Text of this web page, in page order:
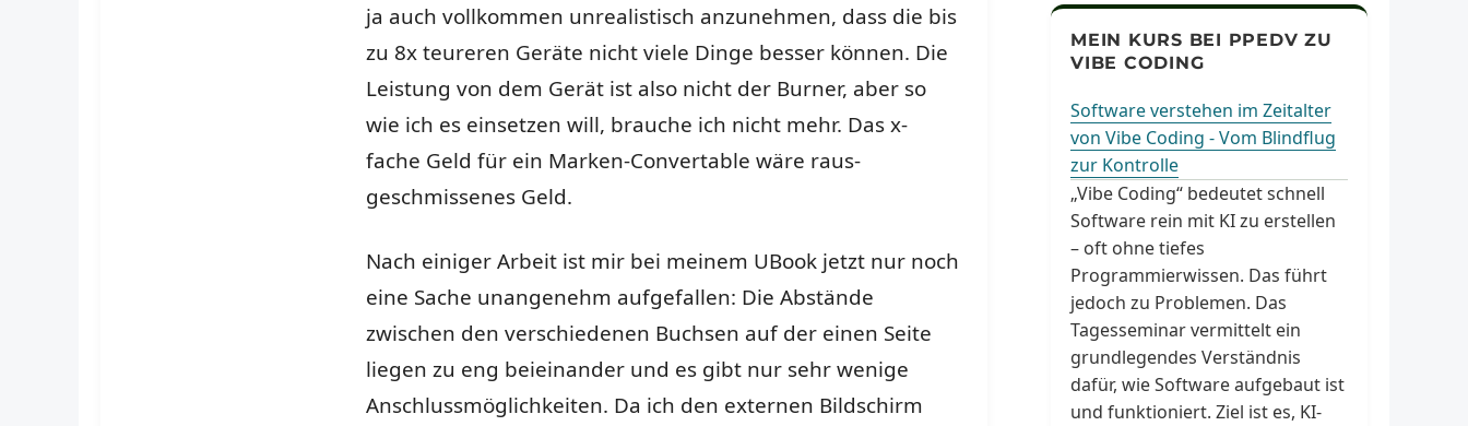
ja auch vollkommen unrealistisch anzunehmen, dass die bis
zu 8x teureren Geräte nicht viele Dinge besser können. Die
Leistung von dem Gerät ist also nicht der Burner, aber so
wie ich es einsetzen will, brauche ich nicht mehr. Das x-
fache Geld für ein Marken-Convertable wäre raus-
geschmissenes Geld.
Nach einiger Arbeit ist mir bei meinem UBook jetzt nur noch
eine Sache unangenehm aufgefallen: Die Abstände
zwischen den verschiedenen Buchsen auf der einen Seite
liegen zu eng beieinander und es gibt nur sehr wenige
Anschlussmöglichkeiten. Da ich den externen Bildschirm
MEIN KURS BEI PPEDV ZU
VIBE CODING
Software verstehen im Zeitalter
von Vibe Coding - Vom Blindflug
zur Kontrolle
„Vibe Coding“ bedeutet schnell
Software rein mit KI zu erstellen
– oft ohne tiefes
Programmierwissen. Das führt
jedoch zu Problemen. Das
Tagesseminar vermittelt ein
grundlegendes Verständnis
dafür, wie Software aufgebaut ist
und funktioniert. Ziel ist es, KI-